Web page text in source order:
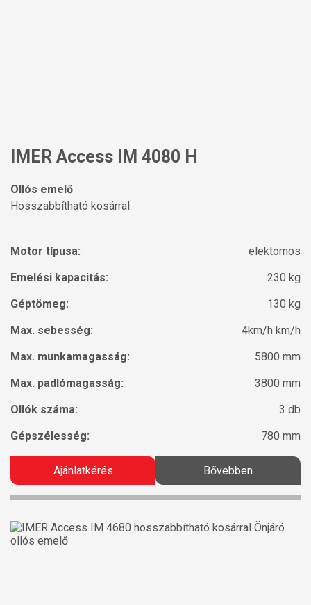
IMER Access IM 4080 H
Ollós emelő
Hosszabbítható kosárral
Motor típusa:
elektomos
Emelési kapacitás:
230 kg
Géptömeg:
130 kg
Max. sebesség:
4km/h km/h
Max. munkamagasság:
5800 mm
Max. padlómagasság:
3800 mm
Ollók száma:
3 db
Gépszélesség:
780 mm
Ajánlatkérés Bővebben